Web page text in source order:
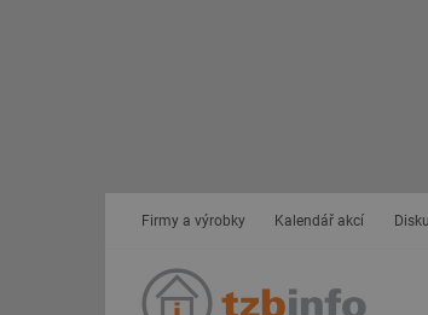
Firmy a výrobky Kalendář akcí